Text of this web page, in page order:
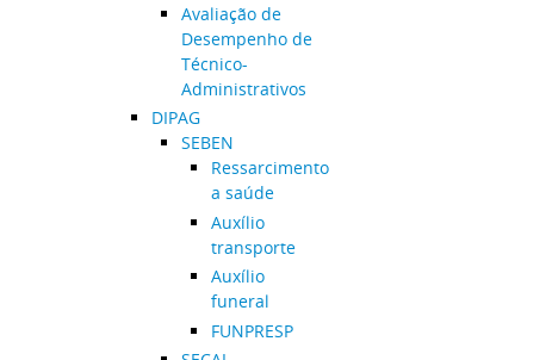
Avaliação de
Desempenho de
Técnico-
Administrativos
DIPAG
SEBEN
Ressarcimento
a saúde
Auxílio
transporte
Auxílio
funeral
FUNPRESP